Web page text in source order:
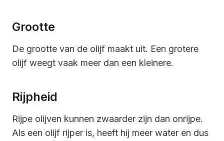
Grootte
De grootte van de olijf maakt uit. Een grotere
olijf weegt vaak meer dan een kleinere.
Rijpheid
Rijpe olijven kunnen zwaarder zijn dan onrijpe.
Als een olijf rijper is, heeft hij meer water en dus